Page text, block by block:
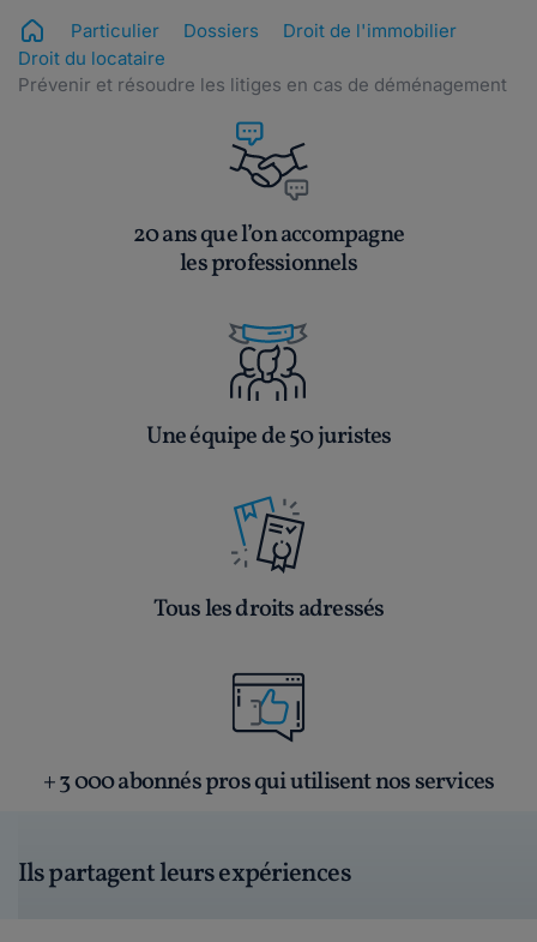
Particulier Dossiers
Droit de l'immobilier
Droit du locataire
Prévenir et résoudre les litiges en cas de déménagement
20 ans que l’on accompagne
les professionnels
Une équipe de 50 juristes
Tous les droits adressés
+ 3 000 abonnés pros qui utilisent nos services
Ils partagent leurs expériences